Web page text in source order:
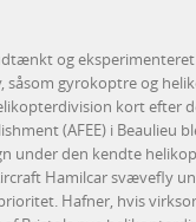
og
gyrokoptre og
kort efter
(AFEE) i Beaulieu
under den kendte
Hamilcar svævefly
Hafner, hvis